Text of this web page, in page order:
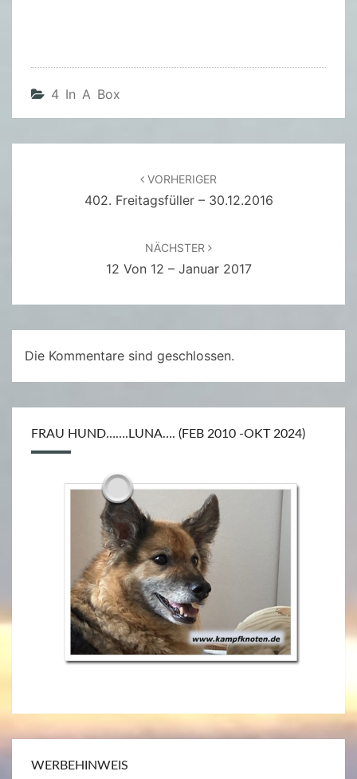
4 In A Box
VORHERIGER
402. Freitagsfüller – 30.12.2016
NÄCHSTER
12 Von 12 – Januar 2017
Die Kommentare sind geschlossen.
FRAU HUND…….LUNA…. (FEB 2010 -OKT 2024)
WERBEHINWEIS